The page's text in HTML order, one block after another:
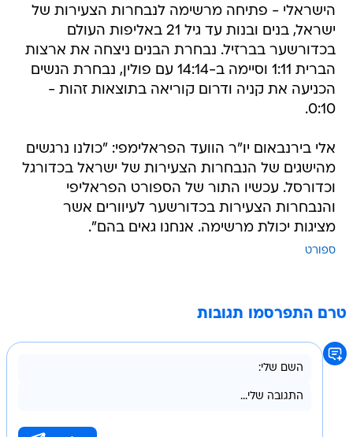
הישראלי - פתיחה מרשימה לנבחרות הצעירות של
ישראל, בנים ובנות עד גיל 21 באליפות העולם
בכדורשער בברזיל. נבחרת הבנים ניצחה את ארצות
הברית 1:11 וסיימה ב-14:14 עם פולין, נבחרת הנשים
הכניעה את קניה ודרום קוריאה בתוצאות זהות -
0:10.
אלי בירנבאום יו"ר הוועד הפראלימפי: "כולנו נרגשים
מהישגים של הנבחרות הצעירות של ישראל בכדורגל
וכדורסל. עכשיו התור של הספורט הפראליפי
והנבחרות הצעירות בכדורשער לעיוורים אשר
מציגות יכולת מרשימה. אנחנו גאים בהם".
ספורט
טרם התפרסמו תגובות